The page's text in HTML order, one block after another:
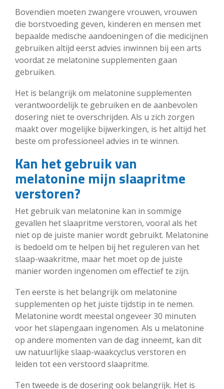
Bovendien moeten zwangere vrouwen, vrouwen
die borstvoeding geven, kinderen en mensen met
bepaalde medische aandoeningen of die medicijnen
gebruiken altijd eerst advies inwinnen bij een arts
voordat ze melatonine supplementen gaan
gebruiken.
Het is belangrijk om melatonine supplementen
verantwoordelijk te gebruiken en de aanbevolen
dosering niet te overschrijden. Als u zich zorgen
maakt over mogelijke bijwerkingen, is het altijd het
beste om professioneel advies in te winnen.
Kan het gebruik van
melatonine mijn slaapritme
verstoren?
Het gebruik van melatonine kan in sommige
gevallen het slaapritme verstoren, vooral als het
niet op de juiste manier wordt gebruikt. Melatonine
is bedoeld om te helpen bij het reguleren van het
slaap-waakritme, maar het moet op de juiste
manier worden ingenomen om effectief te zijn.
Ten eerste is het belangrijk om melatonine
supplementen op het juiste tijdstip in te nemen.
Melatonine wordt meestal ongeveer 30 minuten
voor het slapengaan ingenomen. Als u melatonine
op andere momenten van de dag inneemt, kan dit
uw natuurlijke slaap-waakcyclus verstoren en
leiden tot een verstoord slaapritme.
Ten tweede is de dosering ook belangrijk. Het is